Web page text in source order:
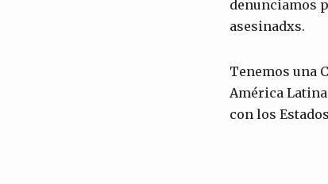
denunciamos
asesinadxs.
Tenemos una
América
con los